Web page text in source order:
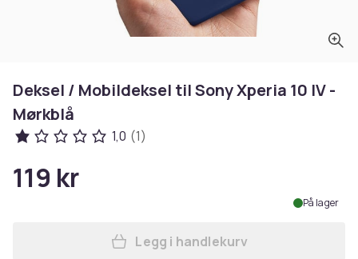
Deksel / Mobildeksel til Sony Xperia 10 IV -
Mørkblå
1,0 (1)
119 kr
På lager
Legg Deksel / Mobildeksel
Legg i handlekurv